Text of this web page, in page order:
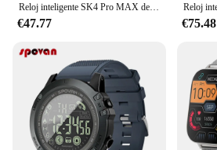
€47.77 €75.48